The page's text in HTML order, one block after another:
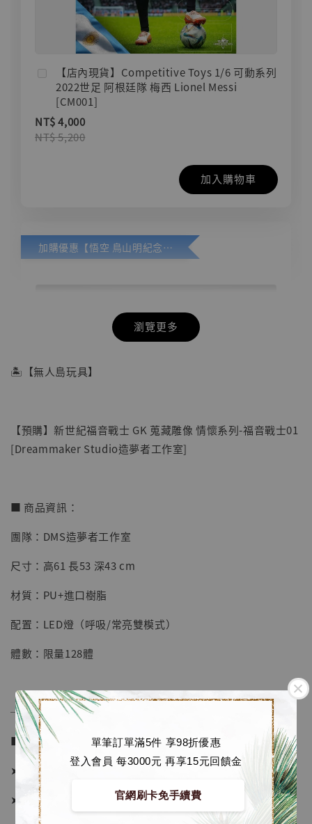
單筆訂單滿5件 享98折優惠
登入會員 每3000元 再享15元回饋金
官網刷卡免手續費
【店內現貨】Competitive Toys 1/6 可動系列
2022世足 阿根廷隊 梅西 Lionel Messi
[CM001]
NT$ 4,000
NT$ 5,200
加入購物車
加購優惠【悟空 鳥山明紀念款 [奇蹟工作室]】
【店內現貨】七龍珠 系列蒐藏雕像 悟空 鳥山
明紀念款 [奇蹟工作室]
NT$ 5,580
瀏覽更多
🏝【無人島玩具】
【預購】新世紀福音戰士 GK 蒐藏雕像 情懷系列-福音戰士01
[Dreammaker Studio造夢者工作室]
■ 商品資訊：
團隊：DMS造夢者工作室
尺寸：高61 長53 深43 cm
材質：PU+進口樹脂
配置：LED燈（呼吸/常亮雙模式）
體數：限量128體
──────────────
■ 販售資訊 (Price in TWD)：
➤ 原價 17180元 (訂金9280)
➤ 限時優惠價格 14980元 (訂金9280)